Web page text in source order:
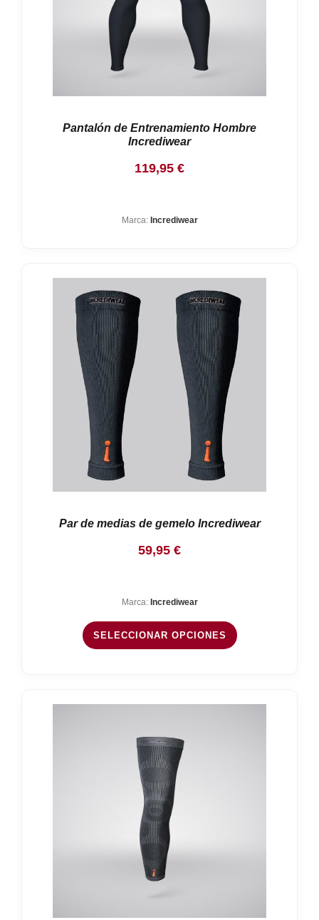
Pantalón de Entrenamiento Hombre
Incrediwear
119,95 €
Marca: Incrediwear
Par de medias de gemelo Incrediwear
59,95 €
Marca: Incrediwear
SELECCIONAR OPCIONES